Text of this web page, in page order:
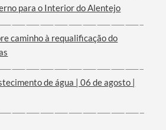
para o Interior do Alentejo
caminho à requalificação do
de água | 06 de agosto |